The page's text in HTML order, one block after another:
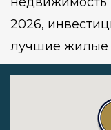
2026,
лучшие жилые